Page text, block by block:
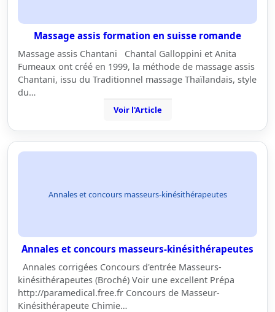
Massage assis formation en suisse romande
Massage assis Chantani Chantal Galloppini et Anita
Fumeaux ont créé en 1999, la méthode de massage assis
Chantani, issu du Traditionnel massage Thaïlandais, style
du…
Voir l'Article
Annales et concours masseurs-kinésithérapeutes
Annales et concours masseurs-kinésithérapeutes
Annales corrigées Concours d'entrée Masseurs-
kinésithérapeutes (Broché) Voir une excellent Prépa
http://paramedical.free.fr Concours de Masseur-
Kinésithérapeute Chimie…